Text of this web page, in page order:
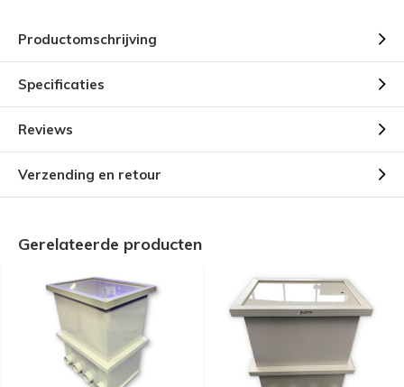
Productomschrijving
Specificaties
Reviews
Verzending en retour
Gerelateerde producten